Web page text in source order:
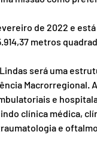
de 2022 e
metros
será uma
Macrorregional.
e
clínica médica,
e